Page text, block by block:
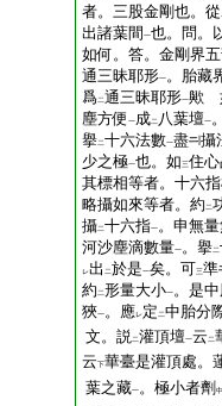
者。三股金剛也。從
出諸葉間 一也。問。
如何。答。金剛界
通三昧耶形一。胎藏
爲二通三昧耶形一歟
塵方便 一成二 八葉壇一
擧二十六法數一盡
攝
少之極一也。如三住
其標相等者。十六
略攝如來等者。約 二
攝二十六指一。申無
河沙塵滴數量一。擧二
レ出 二於是一矣。可三準
約 二形量大小一。是
狹一。應レ定 二中胎分
文。説二灌頂壇一云 二
云下華臺是灌頂處。
葉之藏一。極小者劑 中